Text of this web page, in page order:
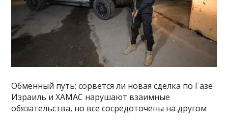
Обменный путь: сорвется ли новая сделка по Газе
Израиль и ХАМАС нарушают взаимные
обязательства, но все сосредоточены на другом